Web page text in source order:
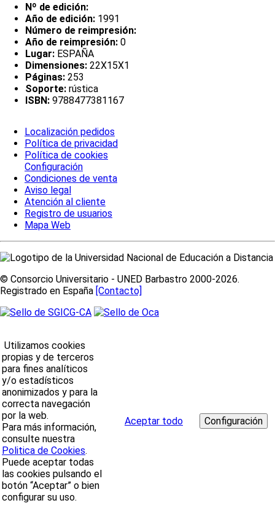
Nº de edición:
Año de edición: 1991
Número de reimpresión:
Año de reimpresión: 0
Lugar: ESPAÑA
Dimensiones: 22X15X1
Páginas: 253
Soporte: rústica
ISBN: 9788477381167
Localización pedidos
Política de privacidad
Política de cookies
Configuración
Condiciones de venta
Aviso legal
Atención al cliente
Registro de usuarios
Mapa Web
© Consorcio Universitario - UNED Barbastro 2000-2026.
Registrado en España [Contacto]
Utilizamos cookies
propias y de terceros
para fines analíticos
y/o estadísticos
anonimizados y para la
correcta navegación
por la web.
Para más información,
consulte nuestra
Politica de Cookies.
Puede aceptar todas
las cookies pulsando el
botón “Aceptar” o bien
configurar su uso.
Aceptar todo